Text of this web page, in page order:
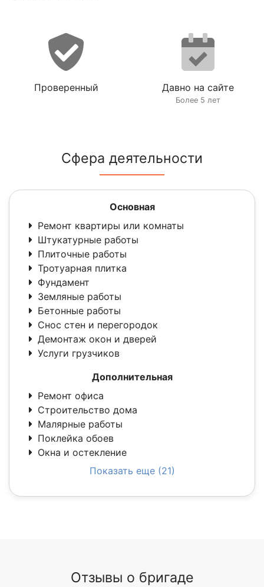
Проверенный Давно на сайте
Более 5 лет
Сфера деятельности
Основная
Ремонт квартиры или комнаты
Штукатурные работы
Плиточные работы
Тротуарная плитка
Фундамент
Земляные работы
Бетонные работы
Снос стен и перегородок
Демонтаж окон и дверей
Услуги грузчиков
Дополнительная
Ремонт офиса
Строительство дома
Малярные работы
Поклейка обоев
Окна и остекление
Показать еще (21)
Отзывы о бригаде